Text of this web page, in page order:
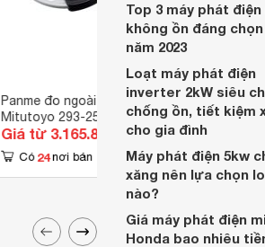
Panme đo ngoài điện tử
Mitutoyo 293-250-30
Giá từ 3.165.800 đ
Có 24 nơi bán
Đồng
543-
Có
Top 3 máy phát điện
không ồn đáng
năm 2023
Loạt máy phát điện
inverter 2kW siêu
chống ồn, tiết kiệm
cho gia đình
Máy phát điện 5kw
xăng nên lựa chọn
nào?
Giá máy phát điện
Honda bao nhiêu